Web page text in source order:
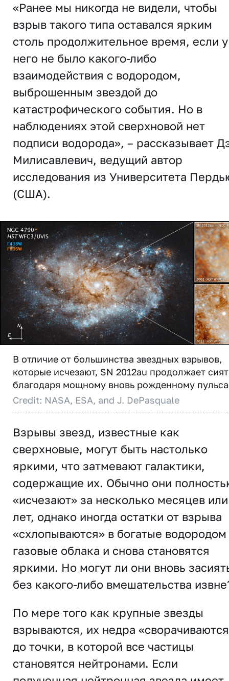
«Ранее мы никогда не видели, чтобы
взрыв такого типа оставался ярким
столь продолжительное время, если у
него не было какого-либо
взаимодействия с водородом,
выброшенным звездой до
катастрофического события. Но в
наблюдениях этой сверхновой нет
подписи водорода», – рассказывает
Милисавлевич, ведущий автор
исследования из Университета
(США).
В отличие от большинства звездных взрывов,
которые исчезают, SN 2012au продолжает
благодаря мощному вновь рожденному
Credit: NASA, ESA, and J. DePasquale
Взрывы звезд, известные как
сверхновые, могут быть настолько
яркими, что затмевают галактики,
содержащие их. Обычно они
«исчезают» за несколько месяцев или
лет, однако иногда остатки от взрыва
«схлопываются» в богатые водородом
газовые облака и снова становятся
яркими. Но могут ли они вновь
без какого-либо вмешательства
По мере того как крупные звезды
взрываются, их недра
до точки, в которой все частицы
становятся нейтронами. Если